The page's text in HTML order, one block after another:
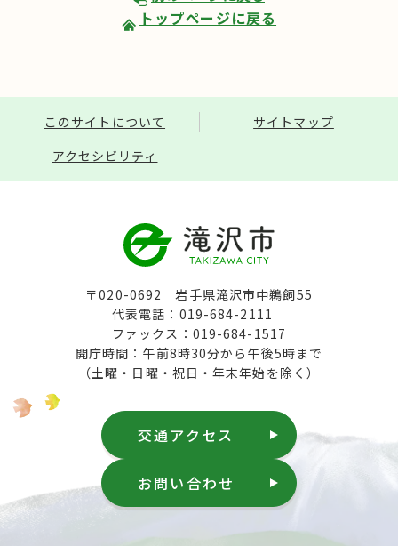
トップページに戻る
このサイトについて
サイトマップ
アクセシビリティ
〒020-0692 岩手県滝沢市中鵜飼55
代表電話：019-684-2111
ファックス：019-684-1517
開庁時間：午前8時30分から午後5時まで
（土曜・日曜・祝日・年末年始を除く）
交通アクセス
お問い合わせ